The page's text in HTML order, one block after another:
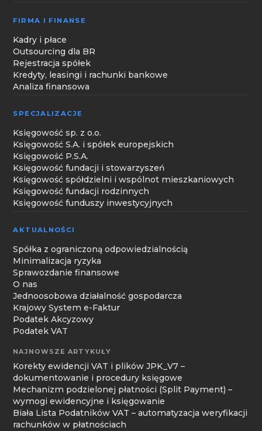
FIRMA I FINANSE
Kadry i płace
Outsourcing dla BR
Rejestracja spółek
Kredyty, leasingi i rachunki bankowe
Analiza finansowa
SPECJALIZACJE
Księgowość sp. z o.o.
Księgowość S.A. i spółek europejskich
Księgowość P.S.A.
Księgowość fundacji i stowarzyszeń
Księgowość spółdzielni i wspólnot mieszkaniowych
Księgowość fundacji rodzinnych
Księgowość funduszy inwestycyjnych
AKTUALNOŚCI
Spółka z ograniczoną odpowiedzialnością
Minimalizacja ryzyka
Sprawozdanie finansowe
O nas
Jednoosobowa działalność gospodarcza
Krajowy System e-Faktur
Podatek Akcyzowy
Podatek VAT
NAJNOWSZE ARTYKUŁY
Korekty ewidencji VAT i plików JPK_V7 –
dokumentowanie i procedury księgowe
Mechanizm podzielonej płatności (Split Payment) –
wymogi ewidencyjne i księgowanie
Biała Lista Podatników VAT – automatyzacja weryfikacji
rachunków w płatnościach